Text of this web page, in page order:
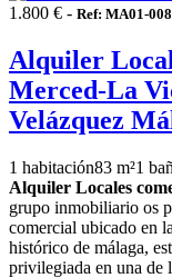
1.800 € - Ref: MA01-
Alquiler
Merced-La
Velázquez
1 habitación83 m²1
Alquiler Locales
grupo inmobiliario os
comercial ubicado en
histórico de málaga,
privilegiada en una de